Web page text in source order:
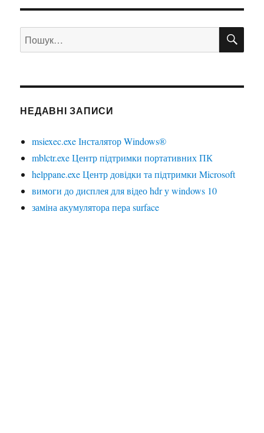
Пошук
за
НЕДАВНІ ЗАПИСИ
msiexec.exe Інсталятор Windows®
mblctr.exe Центр підтримки портативних ПК
helppane.exe Центр довідки та підтримки Microsoft
вимоги до дисплея для відео hdr у windows 10
заміна акумулятора пера surface